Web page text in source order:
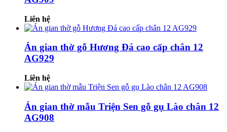
Liên hệ
Án gian thờ gỗ Hương Đá cao cấp chân 12
AG929
Liên hệ
Án gian thờ mẫu Triện Sen gỗ gụ Lào chân 12
AG908